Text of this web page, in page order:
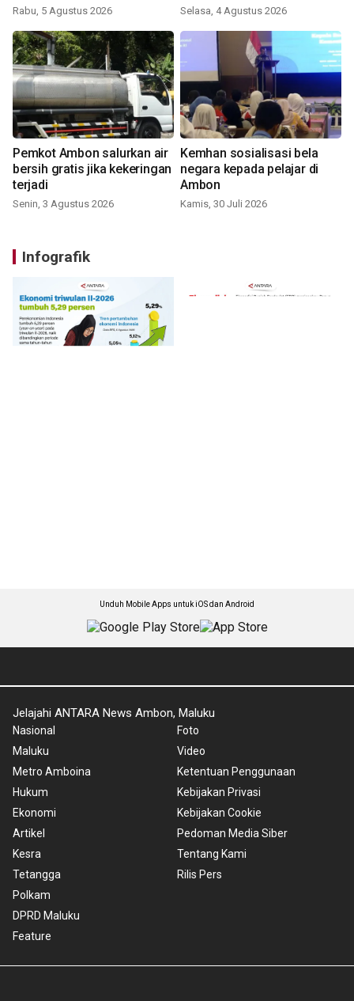
Rabu, 5 Agustus 2026 Selasa, 4 Agustus 2026
Pemkot Ambon salurkan air
bersih gratis jika kekeringan
terjadi
Senin, 3 Agustus 2026
Kemhan sosialisasi bela
negara kepada pelajar di
Ambon
Kamis, 30 Juli 2026
Infografik
Unduh Mobile Apps untuk iOS dan Android
Jelajahi ANTARA News Ambon, Maluku
Nasional
Maluku
Metro Amboina
Hukum
Ekonomi
Artikel
Kesra
Tetangga
Polkam
DPRD Maluku
Feature
Foto
Video
Ketentuan Penggunaan
Kebijakan Privasi
Kebijakan Cookie
Pedoman Media Siber
Tentang Kami
Rilis Pers